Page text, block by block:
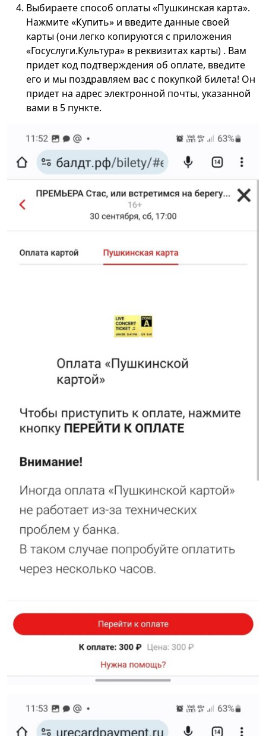
Выбираете способ оплаты «Пушкинская карта».
Нажмите «Купить» и введите данные своей
карты (они легко копируются с приложения
«Госуслуги.Культура» в реквизитах карты) . Вам
придет код подтверждения об оплате, введите
его и мы поздравляем вас с покупкой билета! Он
придет на адрес электронной почты, указанной
вами в 5 пункте.